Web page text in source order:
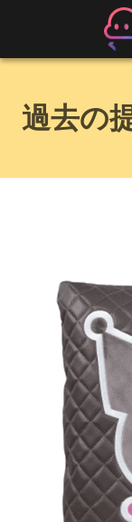
過去の